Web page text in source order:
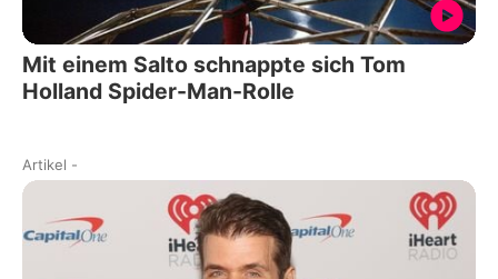
Mit einem Salto schnappte sich Tom
Holland Spider-Man-Rolle
Artikel -